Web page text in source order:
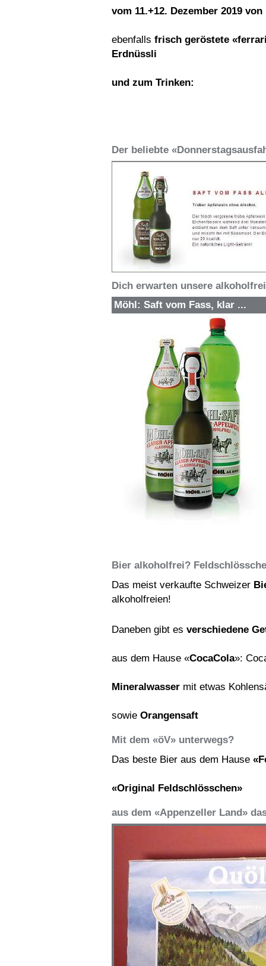
vom 11.+12. Dezember 2019 von
ebenfalls frisch geröstete
Erdnüssli
und zum Trinken:
Der beliebte
Dich erwarten unsere
Möhl: Saft vom Fass, klar ...
Bier alkoholfrei?
Das meist verkaufte Schweizer
alkoholfreien!
Daneben gibt es verschiedene
aus dem Hause «CocaCola»:
Mineralwasser mit etwas
sowie Orangensaft
Mit dem «öV» unterwegs?
Das beste Bier aus dem Hause
«Original Feldschlösschen»
aus dem «Appenzeller Land»